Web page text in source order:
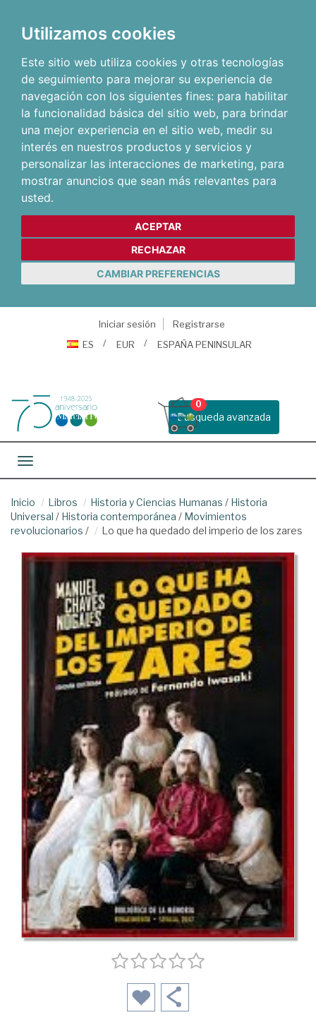
Utilizamos cookies
Este sitio web utiliza cookies y otras tecnologías
de seguimiento para mejorar su experiencia de
navegación con los siguientes fines: para habilitar
la funcionalidad básica del sitio web, para brindar
una mejor experiencia en el sitio web, medir su
interés en nuestros productos y servicios y
personalizar las interacciones de marketing, para
mostrar anuncios que sean más relevantes para
usted.
ACEPTAR
RECHAZAR
CAMBIAR PREFERENCIAS
Iniciar sesión
Registrarse
ES
EUR ESPAÑA PENINSULAR
Busqueda avanzada
0
Toggle navigation
Inicio Libros Historia y Ciencias Humanas / Historia
Universal / Historia contemporánea / Movimientos
revolucionarios / Lo que ha quedado del imperio de los zares